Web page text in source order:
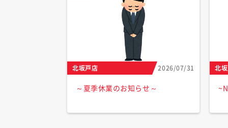
北坂戸店 2026/07/31
～夏季休業のお知らせ～
北